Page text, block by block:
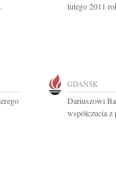
lutego 2011
GDAŃSK
Dariuszowi
współczucia